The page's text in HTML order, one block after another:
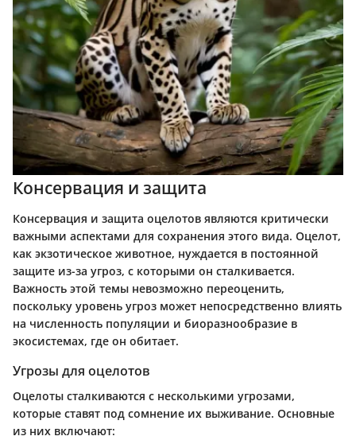
Консервация и защита
Консервация и защита оцелотов являются критически
важными аспектами для сохранения этого вида. Оцелот,
как экзотическое животное, нуждается в постоянной
защите из-за угроз, с которыми он сталкивается.
Важность этой темы невозможно переоценить,
поскольку уровень угроз может непосредственно влиять
на численность популяции и биоразнообразие в
экосистемах, где он обитает.
Угрозы для оцелотов
Оцелоты сталкиваются с несколькими угрозами,
которые ставят под сомнение их выживание. Основные
из них включают: